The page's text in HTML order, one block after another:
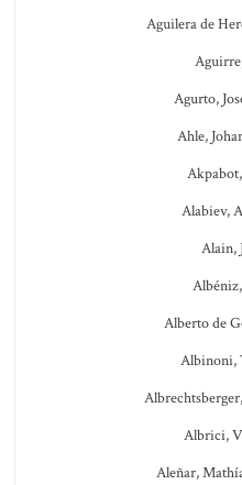
Aguilera de
Agurto,
Ahle,
Alabiev,
Alain,
Alberto de
Albinoni,
Albrici,
Aleñar,